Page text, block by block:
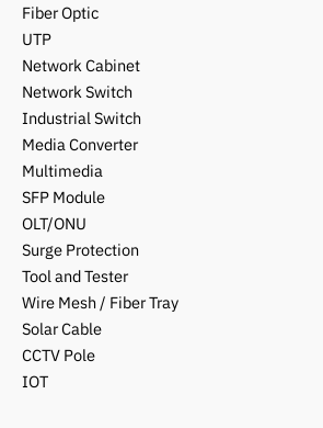
Fiber Optic
UTP
Network Cabinet
Network Switch
Industrial Switch
Media Converter
Multimedia
SFP Module
OLT/ONU
Surge Protection
Tool and Tester
Wire Mesh / Fiber Tray
Solar Cable
CCTV Pole
IOT